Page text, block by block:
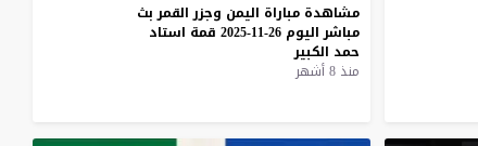
مشاهدة مباراة اليمن وجزر القمر بث
مباشر اليوم 26-11-2025 قمة استاد
حمد الكبير
منذ 8 أشهر